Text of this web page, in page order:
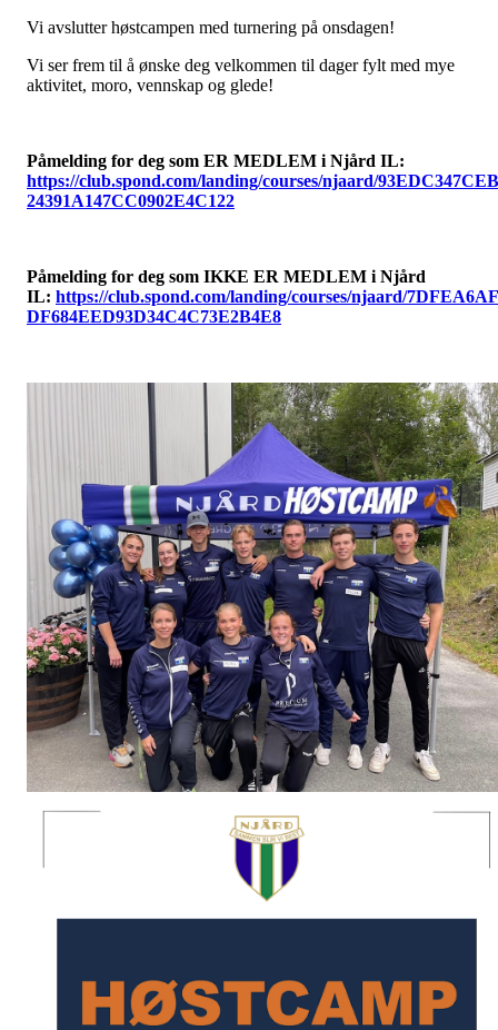
Vi avslutter høstcampen med turnering på onsdagen!
Vi ser frem til å ønske deg velkommen til dager fylt med mye
aktivitet, moro, vennskap og glede!
Påmelding for deg som ER MEDLEM i Njård IL:
https://club.spond.com/landing/courses/njaard/93EDC347CEB
24391A147CC0902E4C122
Påmelding for deg som IKKE ER MEDLEM i Njård
IL: https://club.spond.com/landing/courses/njaard/7DFEA6AF
DF684EED93D34C4C73E2B4E8